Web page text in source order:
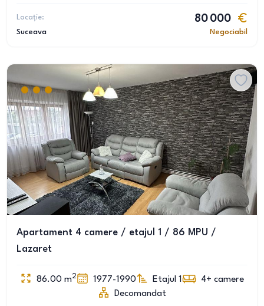
Locație:
Suceava
80 000
Negociabil
Apartament 4 camere / etajul 1 / 86 MPU /
Lazaret
86.00 m2 1977-1990 Etajul 1 4+ camere
Decomandat